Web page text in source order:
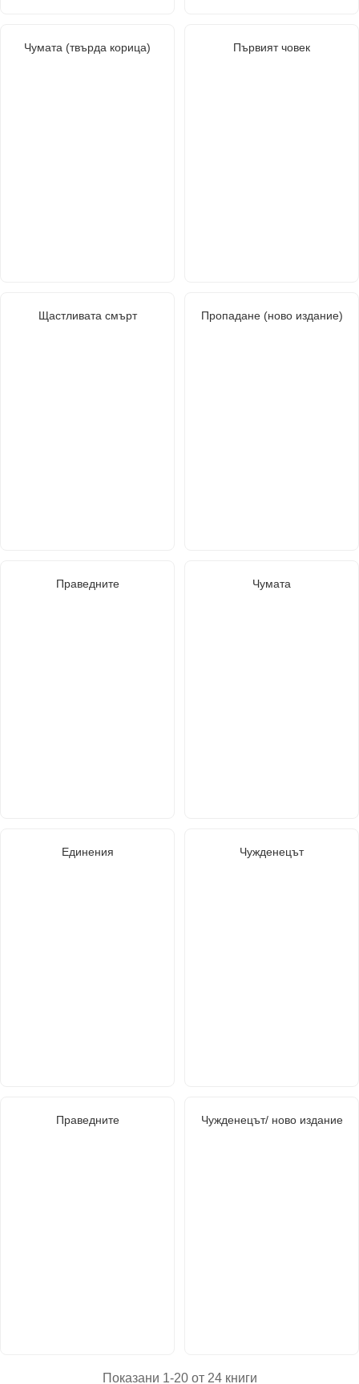
Чумата (твърда корица) Първият човек
Щастливата смърт Пропадане (ново издание)
Праведните Чумата
Единения Чужденецът
Праведните Чужденецът/ ново издание
Показани 1-20 от 24 книги